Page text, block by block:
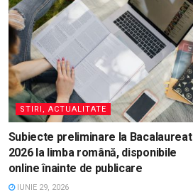
STIRI, ACTUALITATE
Subiecte preliminare la Bacalaureat
2026 la limba română, disponibile
online înainte de publicare
IUNIE 29, 2026